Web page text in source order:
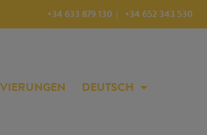
+34 652 343 530
+34 633 879 130
DEUTSCH